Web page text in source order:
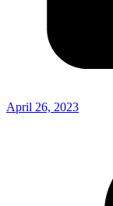
April 26, 2023